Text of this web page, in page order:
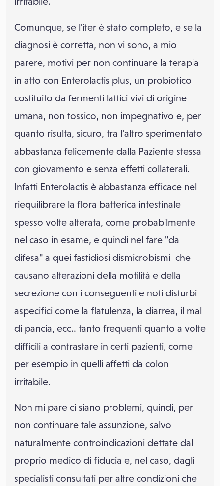
Comunque, se l'iter è stato completo, e se la
diagnosi è corretta, non vi sono, a mio
parere, motivi per non continuare la terapia
in atto con Enterolactis plus, un probiotico
costituito da fermenti lattici vivi di origine
umana, non tossico, non impegnativo e, per
quanto risulta, sicuro, tra l'altro sperimentato
abbastanza felicemente dalla Paziente stessa
con giovamento e senza effetti collaterali.
Infatti Enterolactis è abbastanza efficace nel
riequilibrare la flora batterica intestinale
spesso volte alterata, come probabilmente
nel caso in esame, e quindi nel fare "da
difesa" a quei fastidiosi dismicrobismi che
causano alterazioni della motilità e della
secrezione con i conseguenti e noti disturbi
aspecifici come la flatulenza, la diarrea, il mal
di pancia, ecc.. tanto frequenti quanto a volte
difficili a contrastare in certi pazienti, come
per esempio in quelli affetti da colon
irritabile.
Non mi pare ci siano problemi, quindi, per
non continuare tale assunzione, salvo
naturalmente controindicazioni dettate dal
proprio medico di fiducia e, nel caso, dagli
specialisti consultati per altre condizioni che